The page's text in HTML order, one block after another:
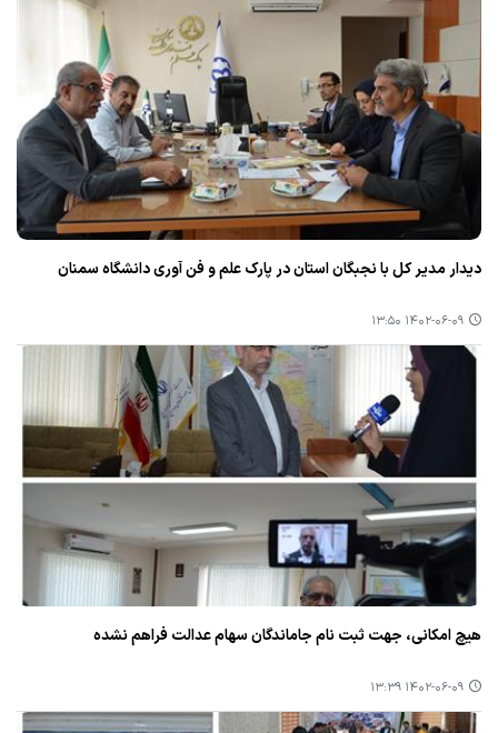
دیدار مدیر كل با نجبگان استان در پارك علم و فن آوری دانشگاه سمنان
۱۴۰۲-۰۶-۰۹ ۱۳:۵۰
هیچ امكانی، جهت ثبت نام جاماندگان سهام عدالت فراهم نشده
۱۴۰۲-۰۶-۰۹ ۱۳:۳۹